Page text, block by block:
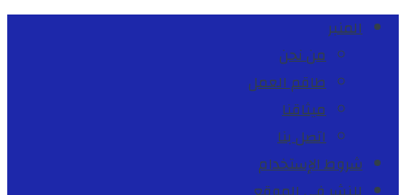
المنبر
من نحن
طاقم العمل
ميثاقنا
اتصل بنا
شروط الإستخدام